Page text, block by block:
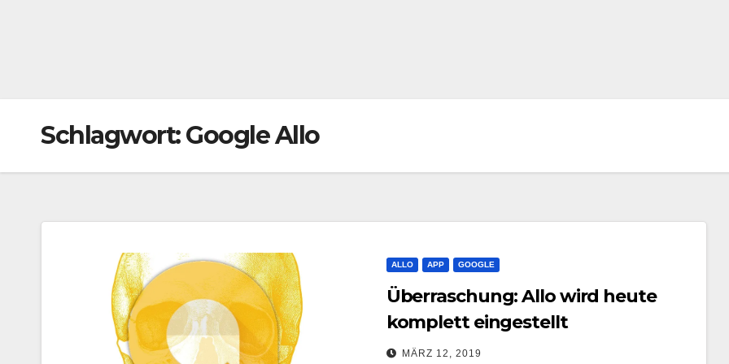
Schlagwort:Google Allo
ALLO APP GOOGLE
Überraschung: Allo wird heute
komplett eingestellt
MÄRZ 12, 2019